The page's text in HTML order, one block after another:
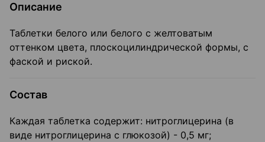
Описание
Таблетки белого или белого с желтоватым
оттенком цвета, плоскоцилиндрической формы, с
фаской и риской.
Состав
Каждая таблетка содержит: нитроглицерина (в
виде нитроглицерина с глюкозой) - 0,5 мг;